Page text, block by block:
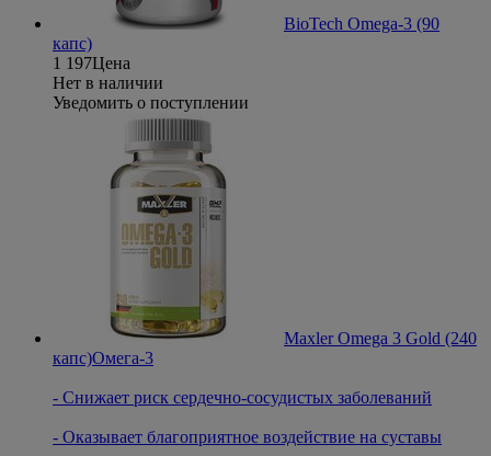
BioTech Omega-3 (90
капс)
1 197Цена
Нет в наличии
Уведомить о поступлении
Maxler Omega 3 Gold (240
капс)Oмега-3
- Снижает риск сердечно-сосудистых заболеваний
- Оказывает благоприятное воздействие на суставы